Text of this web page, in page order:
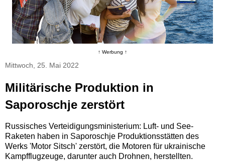
↑ Werbung ↑
Mittwoch, 25. Mai 2022
Militärische Produktion in
Saporoschje zerstört
Russisches Verteidigungsministerium: Luft- und See-
Raketen haben in Saporoschje Produktionsstätten des
Werks 'Motor Sitsch' zerstört, die Motoren für ukrainische
Kampfflugzeuge, darunter auch Drohnen, herstellten.